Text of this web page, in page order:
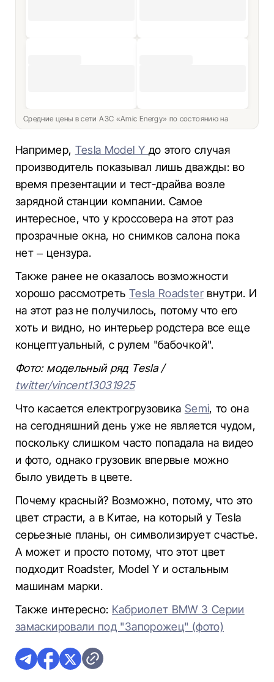
Средние цены в сети АЗС «Amic Energy» по состоянию на
Например, Tesla Model Y до этого случая
производитель показывал лишь дважды: во
время презентации и тест-драйва возле
зарядной станции компании. Самое
интересное, что у кроссовера на этот раз
прозрачные окна, но снимков салона пока
нет – цензура.
Также ранее не оказалось возможности
хорошо рассмотреть Tesla Roadsterвнутри. И
на этот раз не получилось, потому что его
хоть и видно, но интерьер родстера все еще
концептуальный, с рулем "бабочкой".
Фото: модельный ряд Tesla /
twitter/vincent13031925
Что касается електрогрузовика Semi, то она
на сегодняшний день уже не является чудом,
поскольку слишком часто попадала на видео
и фото, однако грузовик впервые можно
было увидеть в цвете.
Почему красный? Возможно, потому, что это
цвет страсти, а в Китае, на который у Tesla
серьезные планы, он символизирует счастье.
А может и просто потому, что этот цвет
подходит Roadster, Model Y и остальным
машинам марки.
Также интересно: Кабриолет BMW 3 Серии
замаскировали под "Запорожец" (фото)​​​​​​​